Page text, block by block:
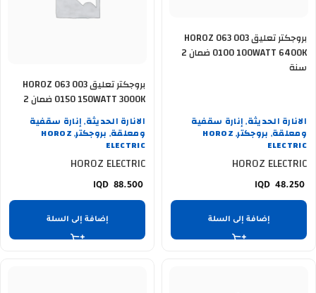
بروجكتر تعليق HOROZ 063 003
0100 100WATT 6400K ضمان 2
سنة
الانارة الحديثة, إنارة سقفية
ومعلقة, بروجكتر,
HOROZ
ELECTRIC
HOROZ ELECTRIC
48.250
إضافة إلى السلة
بروجكتر تعليق HOROZ 063 003
0150 150WATT 3000K ضمان 2
سنة
الانارة الحديثة, إنارة سقفية
ومعلقة, بروجكتر,
HOROZ
ELECTRIC
HOROZ ELECTRIC
88.500
إضافة إلى السلة